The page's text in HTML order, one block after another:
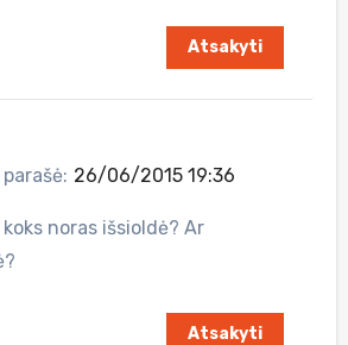
Atsakyti
parašė: 26/06/2015 19:36
koks noras išsioldė? Ar
Atsakyti